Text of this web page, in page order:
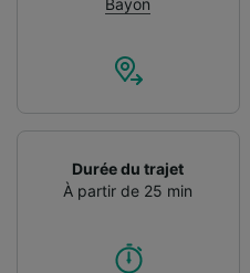
Bayon
Durée du trajet
À partir de 25 min